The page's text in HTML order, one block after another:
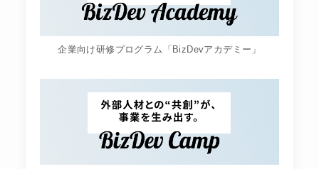
企業向け研修プログラム「BizDevアカデミー」